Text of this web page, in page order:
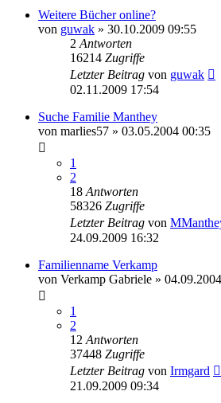
Weitere Bücher online?
von guwak » 30.10.2009 09:55
2 Antworten
16214 Zugriffe
Letzter Beitrag von guwak
02.11.2009 17:54
Suche Familie Manthey
von marlies57 » 03.05.2004 00:35
1
2
18 Antworten
58326 Zugriffe
Letzter Beitrag von
24.09.2009 16:32
Familienname Verkamp
von Verkamp Gabriele »
1
2
12 Antworten
37448 Zugriffe
Letzter Beitrag von Irmgard
21.09.2009 09:34